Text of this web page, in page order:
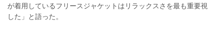
が着用しているフリースジャケットはリラックスさを最も重要視
した」と語った。